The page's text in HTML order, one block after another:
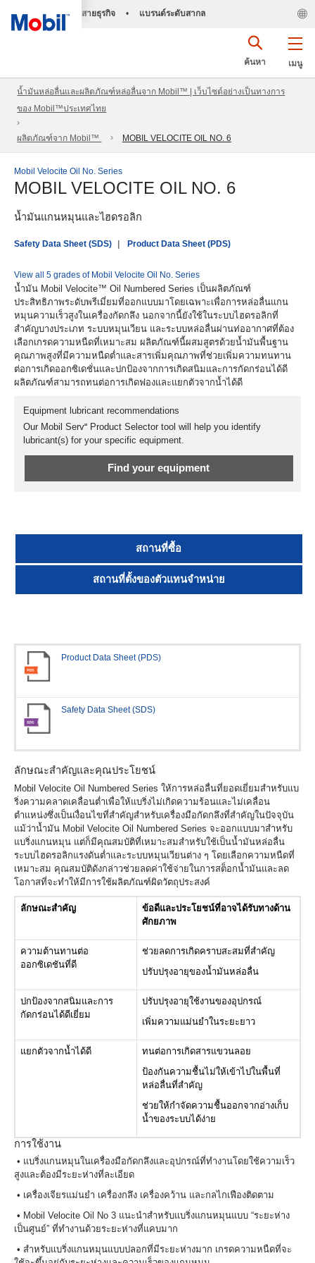
สายธุรกิจ • แบรนด์ระดับสากล
เมนู
ค้นหา
น้ำมันหล่อลื่นและผลิตภัณฑ์หล่อลื่นจาก Mobil™ | เว็บไซต์อย่างเป็นทางการ
ของ Mobil™ประเทศไทย
ผลิตภัณฑ์จาก Mobil™ MOBIL VELOCITE OIL NO. 6
Mobil Velocite Oil No. Series
MOBIL VELOCITE OIL NO. 6
น้ำมันแกนหมุนและไฮดรอลิก
Safety Data Sheet (SDS) Product Data Sheet (PDS)
View all 5 grades of Mobil Velocite Oil No. Series
น้ำมัน Mobil Velocite™ Oil Numbered Series เป็นผลิตภัณฑ์
ประสิทธิภาพระดับพรีเมี่ยมที่ออกแบบมาโดยเฉพาะเพื่อการหล่อลื่นแกน
หมุนความเร็วสูงในเครื่องกัดกลึง นอกจากนี้ยังใช้ในระบบไฮดรอลิกที่
สำคัญบางประเภท ระบบหมุนเวียน และระบบหล่อลื่นผ่านท่ออากาศที่ต้อง
เลือกเกรดความหนืดที่เหมาะสม ผลิตภัณฑ์นี้ผสมสูตรด้วยน้ำมันพื้นฐาน
คุณภาพสูงที่มีความหนืดต่ำและสารเพิ่มคุณภาพที่ช่วยเพิ่มความทนทาน
ต่อการเกิดออกซิเดชั่นและปกป้องจากการเกิดสนิมและการกัดกร่อนได้ดี
ผลิตภัณฑ์สามารถทนต่อการเกิดฟองและแยกตัวจากน้ำได้ดี
Equipment lubricant recommendations
Our Mobil Serv℠ Product Selector tool will help you identify
lubricant(s) for your specific equipment.
Find your equipment
สถานที่ซื้อ
สถานที่ตั้งของตัวแทนจำหน่าย
Product Data Sheet (PDS)
Safety Data Sheet (SDS)
ลักษณะสำคัญและคุณประโยชน์
Mobil Velocite Oil Numbered Series ให้การหล่อลื่นที่ยอดเยี่ยมสำหรับแบ
ริ่งความคลาดเคลื่อนต่ำเพื่อให้แบริ่งไม่เกิดความร้อนและไม่เคลื่อน
ตำแหน่งซึ่งเป็นเงื่อนไขที่สำคัญสำหรับเครื่องมือกัดกลึงที่สำคัญในปัจจุบัน
แม้ว่าน้ำมัน Mobil Velocite Oil Numbered Series จะออกแบบมาสำหรับ
แบริ่งแกนหมุน แต่ก็มีคุณสมบัติที่เหมาะสมสำหรับใช้เป็นน้ำมันหล่อลื่น
ระบบไฮดรอลิกแรงดันต่ำและระบบหมุนเวียนต่าง ๆ โดยเลือกความหนืดที่
เหมาะสม คุณสมบัติดังกล่าวช่วยลดค่าใช้จ่ายในการสต็อกน้ำมันและลด
โอกาสที่จะทำให้มีการใช้ผลิตภัณฑ์ผิดวัตถุประสงค์
ลักษณะสำคัญ
ข้อดีและประโยชน์ที่อาจได้รับทางด้าน
ศักยภาพ
ความต้านทานต่อ
ออกซิเดชันที่ดี
ช่วยลดการเกิดคราบสะสมที่สำคัญ
ปรับปรุงอายุของน้ำมันหล่อลื่น
ปกป้องจากสนิมและการ
กัดกร่อนได้ดีเยี่ยม
ปรับปรุงอายุใช้งานของอุปกรณ์
เพิ่มความแม่นยำในระยะยาว
แยกตัวจากน้ำได้ดี
ทนต่อการเกิดสารแขวนลอย
ป้องกันความชื้นไม่ให้เข้าไปในพื้นที่
หล่อลื่นที่สำคัญ
ช่วยให้กำจัดความชื้นออกจากอ่างเก็บ
น้ำของระบบได้ง่าย
การใช้งาน
• แบริ่งแกนหมุนในเครื่องมือกัดกลึงและอุปกรณ์ที่ทำงานโดยใช้ความเร็ว
สูงและต้องมีระยะห่างที่ละเอียด
• เครื่องเจียรแม่นยำ เครื่องกลึง เครื่องคว้าน และกลไกเฟืองติดตาม
• Mobil Velocite Oil No 3 แนะนำสำหรับแบริ่งแกนหมุนแบบ “ระยะห่าง
เป็นศูนย์” ที่ทำงานด้วยระยะห่างที่แคบมาก
• สำหรับแบริ่งแกนหมุนแบบปลอกที่มีระยะห่างมาก เกรดความหนืดที่จะ